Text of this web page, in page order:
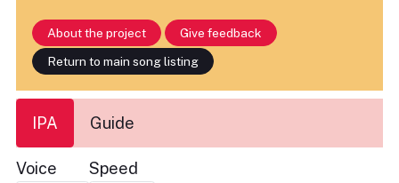
About the project
Give feedback
Return to main song listing
IPA Guide
Voice Speed